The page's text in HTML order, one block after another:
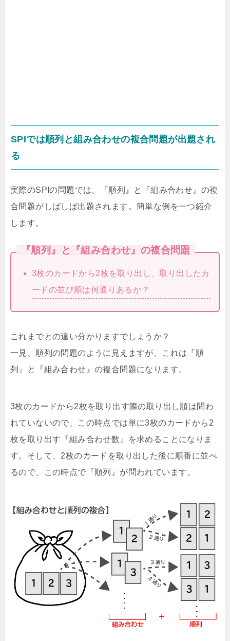
SPIでは順列と組み合わせの複合問題が出題され
る
実際のSPIの問題では、『順列』と『組み合わせ』の複
合問題がしばしば出題されます。簡単な例を一つ紹介
します。
『順列』と『組み合わせ』の複合問題
3枚のカードから2枚を取り出し、取り出したカ
ードの並び順は何通りあるか？
これまでとの違い分かりますでしょうか？
一見、順列の問題のように見えますが、これは『順
列』と『組み合わせ』の複合問題になります。
3枚のカードから2枚を取り出す際の取り出し順は問わ
れていないので、この時点では単に3枚のカードから2
枚を取り出す『組み合わせ数』を求めることになりま
す。そして、2枚のカードを取り出した後に順番に並べ
るので、この時点で『順列』が問われています。